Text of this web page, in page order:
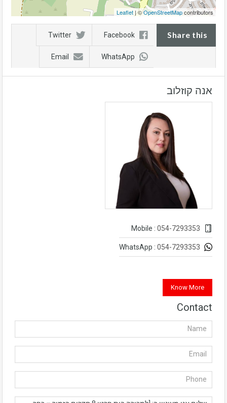
Leaflet | ©OpenStreetMapcontributors
Share this
Facebook
Twitter
WhatsApp
Email
אנה קוזלוב
054-7293353
054-7293353
Know More
Contact